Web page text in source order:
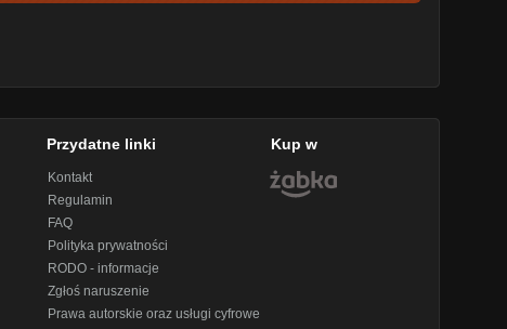
Przydatne linki
Kontakt
Regulamin
FAQ
Polityka prywatności
RODO - informacje
Zgłoś naruszenie
Prawa autorskie oraz usługi cyfrowe
Kup w